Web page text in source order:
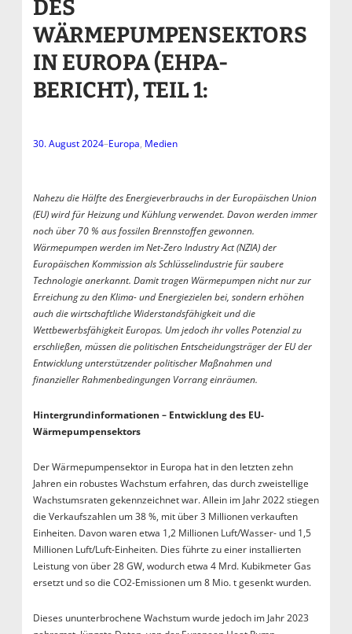
DES
WÄRMEPUMPENSEKTORS
IN EUROPA (EHPA-
BERICHT), TEIL 1:
30. August 2024–Europa, Medien
Nahezu die Hälfte des Energieverbrauchs in der Europäischen Union
(EU) wird für Heizung und Kühlung verwendet. Davon werden immer
noch über 70 % aus fossilen Brennstoffen gewonnen.
Wärmepumpen werden im Net-Zero Industry Act (NZIA) der
Europäischen Kommission als Schlüsselindustrie für saubere
Technologie anerkannt. Damit tragen Wärmepumpen nicht nur zur
Erreichung zu den Klima- und Energiezielen bei, sondern erhöhen
auch die wirtschaftliche Widerstandsfähigkeit und die
Wettbewerbsfähigkeit Europas. Um jedoch ihr volles Potenzial zu
erschließen, müssen die politischen Entscheidungsträger der EU der
Entwicklung unterstützender politischer Maßnahmen und
finanzieller Rahmenbedingungen Vorrang einräumen.
Hintergrundinformationen – Entwicklung des EU-
Wärmepumpensektors
Der Wärmepumpensektor in Europa hat in den letzten zehn
Jahren ein robustes Wachstum erfahren, das durch zweistellige
Wachstumsraten gekennzeichnet war. Allein im Jahr 2022 stiegen
die Verkaufszahlen um 38 %, mit über 3 Millionen verkauften
Einheiten. Davon waren etwa 1,2 Millionen Luft/Wasser- und 1,5
Millionen Luft/Luft-Einheiten. Dies führte zu einer installierten
Leistung von über 28 GW, wodurch etwa 4 Mrd. Kubikmeter Gas
ersetzt und so die CO2-Emissionen um 8 Mio. t gesenkt wurden.
Dieses ununterbrochene Wachstum wurde jedoch im Jahr 2023